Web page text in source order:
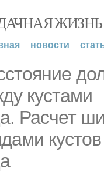
ЖИЗНЬ
новости
кустами
Расчет
кустов